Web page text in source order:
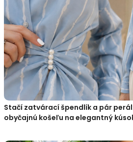
Stačí zatvárací špendlík a pár
obyčajnú košeľu na elegantný